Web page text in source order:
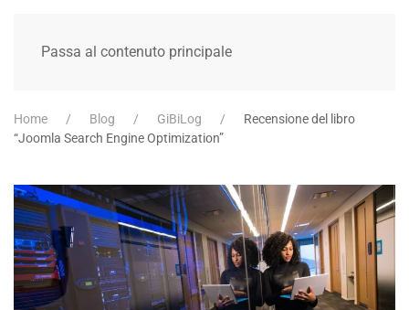
Passa al contenuto principale
Home Blog GiBiLog
Recensione del libro
“Joomla Search Engine Optimization”